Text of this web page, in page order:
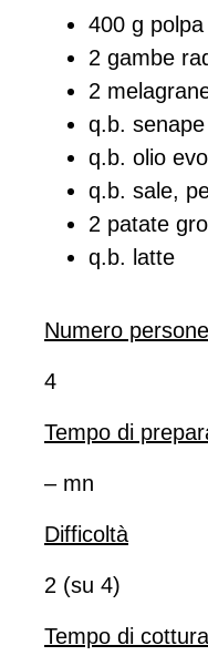
400 g
2 gambe
2
q.b. senape
q.b. olio evo
q.b. sale,
2 patate
q.b. latte
Numero persone
4
Tempo di
– mn
Difficoltà
2 (su 4)
Tempo di cottura